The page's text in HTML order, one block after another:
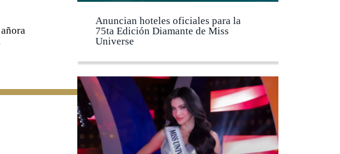
Anuncian hoteles oficiales para la
75ta Edición Diamante de Miss
Universe